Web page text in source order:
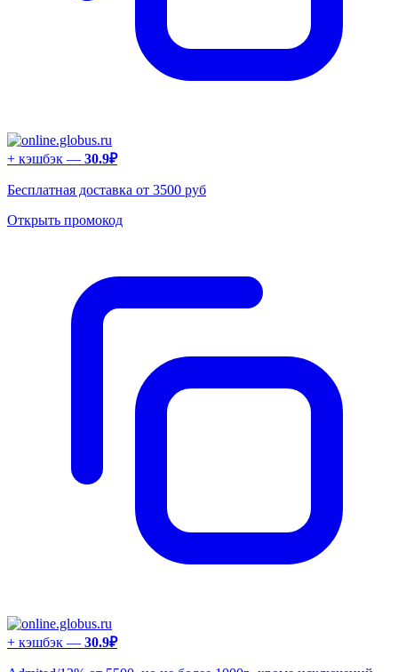
+ кэшбэк — 30.9₽
Бесплатная доставка от 3500 руб
Открыть промокод
+ кэшбэк — 30.9₽